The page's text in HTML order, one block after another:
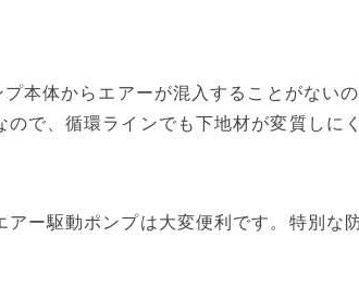
本体からエアーが混入することがないの
で、循環ラインでも下地材が変質しに
ー駆動ポンプは大変便利です。特別な